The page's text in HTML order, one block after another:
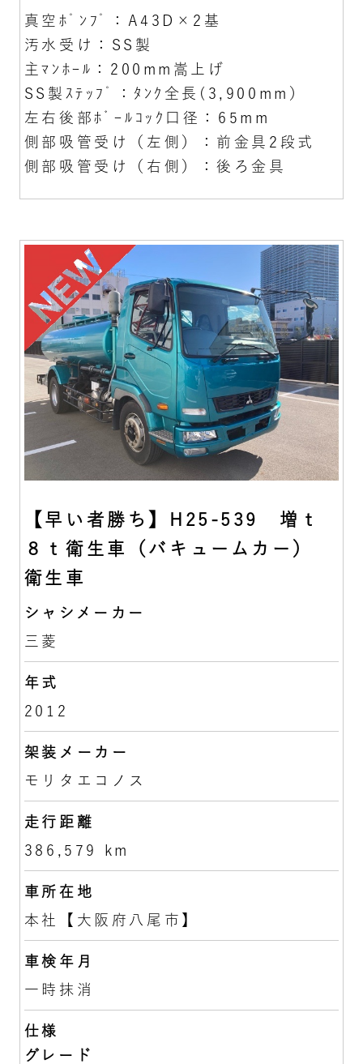
真空ﾎﾟﾝﾌﾟ：A43D×2基
汚水受け：SS製
主ﾏﾝﾎｰﾙ：200mm嵩上げ
SS製ｽﾃｯﾌﾟ：ﾀﾝｸ全長(3,900mm）
左右後部ﾎﾞｰﾙｺｯｸ口径：65mm
側部吸管受け（左側）：前金具2段式
側部吸管受け（右側）：後ろ金具
【早い者勝ち】H25-539 増ｔ
８ｔ衛生車（バキュームカー）
衛生車
シャシメーカー
三菱
年式
2012
架装メーカー
モリタエコノス
走行距離
386,579 km
車所在地
本社【大阪府八尾市】
車検年月
一時抹消
仕様
グレード